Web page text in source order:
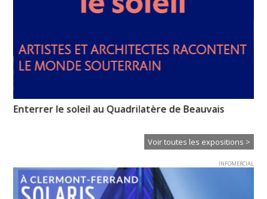
Enterrer le soleil au Quadrilatère de Beauvais
Voir toutes les expositions >
INFOMERCIAL